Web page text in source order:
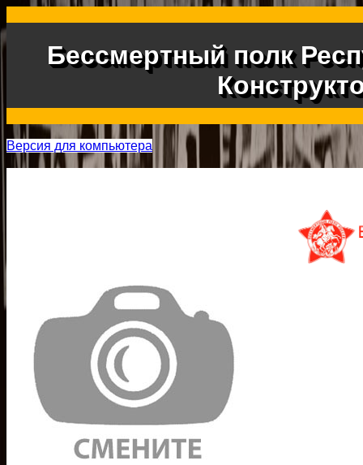
Бессмертный полк
Версия для компьютера